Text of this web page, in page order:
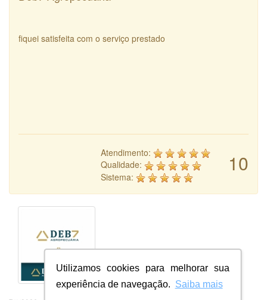
Utilizamos cookies para melhorar sua
experiência de navegação. Saiba mais
fiquei satisfeita com o serviço prestado
10
Atendimento:
Qualidade:
Sistema: